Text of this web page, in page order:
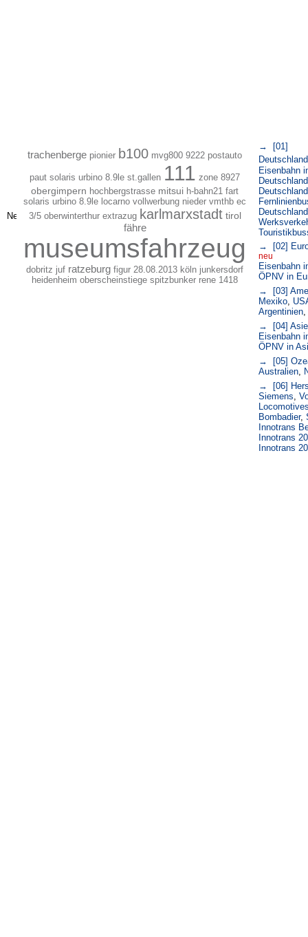
trachenberge pionier b100 mvg800 9222 postauto
paut solaris urbino 8.9le st.gallen 111 zone 8927
obergimpern hochbergstrasse mitsui h-bahn21 fart
solaris urbino 8.9le locarno vollwerbung nieder vmthb ec
3/5 oberwinterthur extrazug karlmarxstadt tirol
fähre
museumsfahrzeug
dobritz juf ratzeburg figur 28.08.2013 köln junkersdorf
heidenheim oberscheinstiege spitzbunker rene 1418
→ [01]
Deutschland
Eisenbahn
Deutschland
Deutschland
Deutschland
→ [02]
neu
Eisenbahn
ÖPNV in
→ [03]
Mexiko,
Argentinien,
→ [04]
Eisenbahn
ÖPNV in
→ [05]
Australien,
→ [06]
Siemens,
Bombadier,
Innotrans
Innotrans
Innotrans